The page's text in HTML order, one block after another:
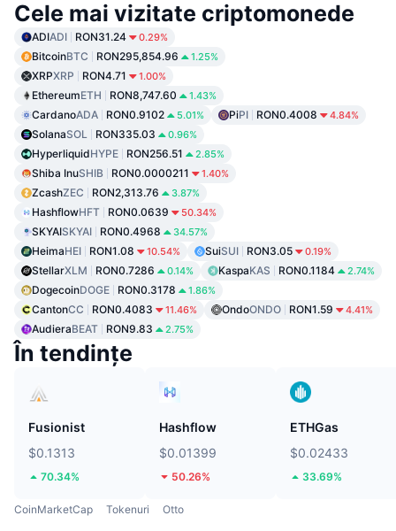
Cele mai vizitate criptomonede
ADIADI RON31.24 0.29%
BitcoinBTC RON295,854.96 1.25%
XRPXRP RON4.71 1.00%
EthereumETH RON8,747.60 1.43%
CardanoADA RON0.9102 5.01% PiPI RON0.4008 4.84%
SolanaSOL RON335.03 0.96%
HyperliquidHYPE RON256.51 2.85%
Shiba InuSHIB RON0.0000211 1.40%
ZcashZEC RON2,313.76 3.87%
HashflowHFT RON0.0639 50.34%
SKYAISKYAI RON0.4968 34.57%
HeimaHEI RON1.08 10.54% SuiSUI RON3.05 0.19%
StellarXLM RON0.7286 0.14% KaspaKAS RON0.1184 2.74%
DogecoinDOGE RON0.3178 1.86%
CantonCC RON0.4083 11.46% OndoONDO RON1.59 4.41%
AudieraBEAT RON9.83 2.75%
În tendințe
Fusionist
$0.1313
70.34%
Hashflow
$0.01399
50.26%
ETHGas
$0.02433
33.69%
CoinMarketCap Tokenuri Otto